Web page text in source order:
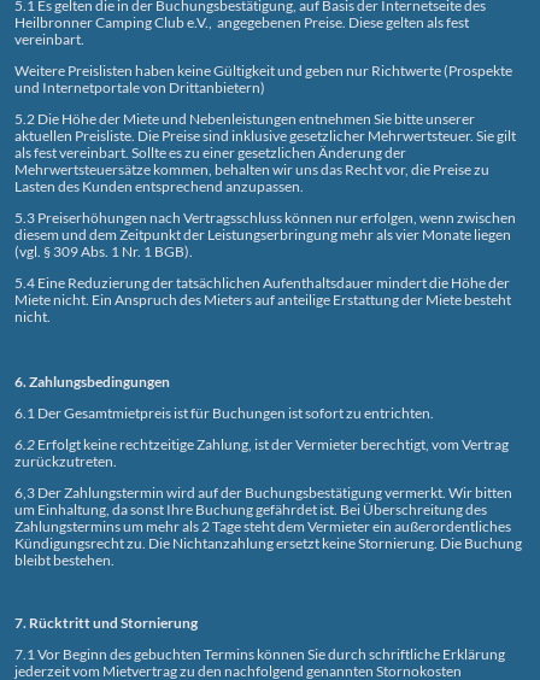
5.1 Es gelten die in der Buchungsbestätigung, auf Basis der Internetseite des
Heilbronner Camping Club e.V., angegebenen Preise. Diese gelten als fest
vereinbart.
Weitere Preislisten haben keine Gültigkeit und geben nur Richtwerte (Prospekte
und Internetportale von Drittanbietern)
5.2 Die Höhe der Miete und Nebenleistungen entnehmen Sie bitte unserer
aktuellen Preisliste. Die Preise sind inklusive gesetzlicher Mehrwertsteuer. Sie gilt
als fest vereinbart. Sollte es zu einer gesetzlichen Änderung der
Mehrwertsteuersätze kommen, behalten wir uns das Recht vor, die Preise zu
Lasten des Kunden entsprechend anzupassen.
5.3 Preiserhöhungen nach Vertragsschluss können nur erfolgen, wenn zwischen
diesem und dem Zeitpunkt der Leistungserbringung mehr als vier Monate liegen
(vgl. § 309 Abs. 1 Nr. 1 BGB).
5.4 Eine Reduzierung der tatsächlichen Aufenthaltsdauer mindert die Höhe der
Miete nicht. Ein Anspruch des Mieters auf anteilige Erstattung der Miete besteht
nicht.
6. Zahlungsbedingungen
6.1 Der Gesamtmietpreis ist für Buchungen ist sofort zu entrichten.
6.2 Erfolgt keine rechtzeitige Zahlung, ist der Vermieter berechtigt, vom Vertrag
zurückzutreten.
6,3 Der Zahlungstermin wird auf der Buchungsbestätigung vermerkt. Wir bitten
um Einhaltung, da sonst Ihre Buchung gefährdet ist. Bei Überschreitung des
Zahlungstermins um mehr als 2 Tage steht dem Vermieter ein außerordentliches
Kündigungsrecht zu. Die Nichtanzahlung ersetzt keine Stornierung. Die Buchung
bleibt bestehen.
7. Rücktritt und Stornierung
7.1 Vor Beginn des gebuchten Termins können Sie durch schriftliche Erklärung
jederzeit vom Mietvertrag zu den nachfolgend genannten Stornokosten